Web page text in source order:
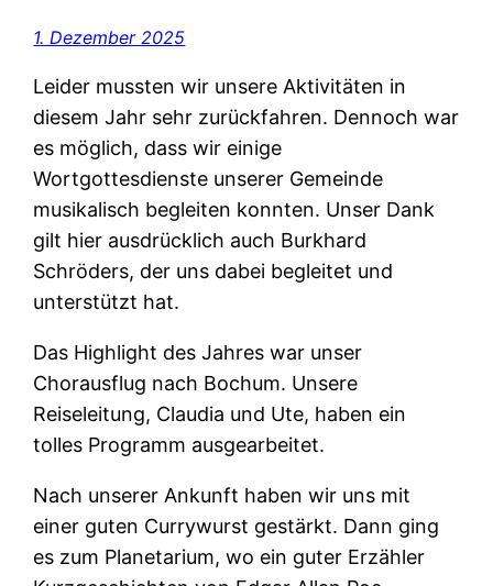
1. Dezember 2025
Leider mussten wir unsere Aktivitäten in
diesem Jahr sehr zurückfahren. Dennoch war
es möglich, dass wir einige
Wortgottesdienste unserer Gemeinde
musikalisch begleiten konnten. Unser Dank
gilt hier ausdrücklich auch Burkhard
Schröders, der uns dabei begleitet und
unterstützt hat.
Das Highlight des Jahres war unser
Chorausflug nach Bochum. Unsere
Reiseleitung, Claudia und Ute, haben ein
tolles Programm ausgearbeitet.
Nach unserer Ankunft haben wir uns mit
einer guten Currywurst gestärkt. Dann ging
es zum Planetarium, wo ein guter Erzähler